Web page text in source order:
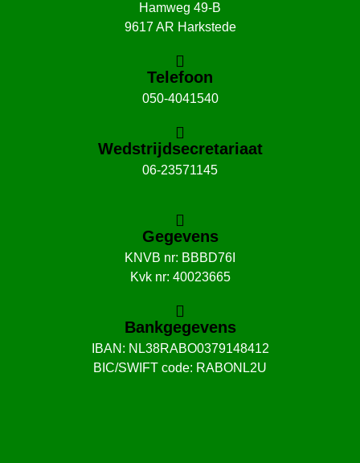
Hamweg 49-B
9617 AR Harkstede
Telefoon
050-4041540
Wedstrijdsecretariaat
06-23571145
Gegevens
KNVB nr: BBBD76I
Kvk nr: 40023665
Bankgegevens
IBAN: NL38RABO0379148412
BIC/SWIFT code: RABONL2U